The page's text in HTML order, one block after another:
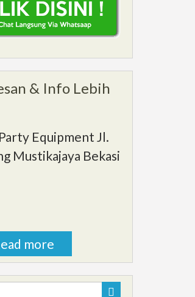
& Info Lebih
Equipment Jl.
Mustikajaya Bekasi
more